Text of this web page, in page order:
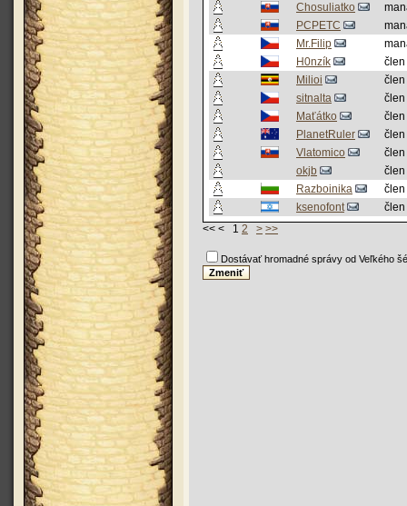
Chosuliatko
PCPETC
Mr.Filip
H0nzík
člen
Milioi
člen
sitnalta
člen
Maťátko
člen
PlanetRuler
člen
Vlatomico
člen
okjb
člen
Razboinika
člen
ksenofont
člen
<< < 1 2 > >>
Dostávať hromadné správy od Veľkého